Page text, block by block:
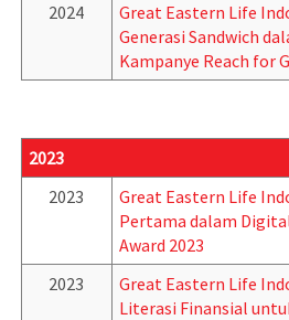
2024
Great Eastern Life
Generasi Sandwich
Kampanye Reach for
2023
2023
Great Eastern Life
Pertama dalam
Award 2023
2023
Great Eastern Life
Literasi Finansial